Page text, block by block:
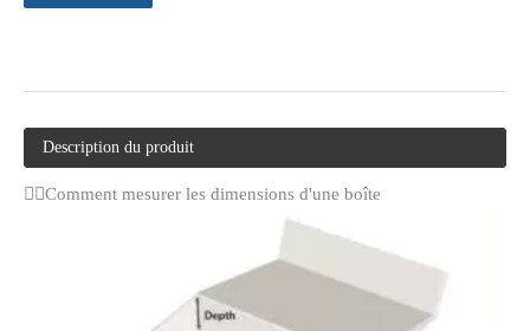
Description du produit
Comment mesurer les dimensions d'une boîte